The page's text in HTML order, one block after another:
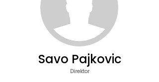
Savo Pajkovic
Direktor